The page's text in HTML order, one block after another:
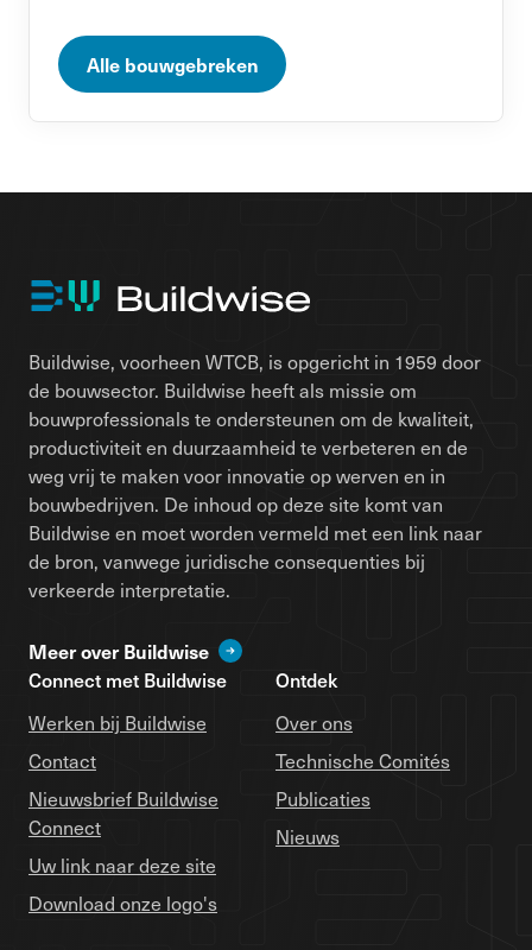
Alle bouwgebreken
Buildwise, voorheen WTCB, is opgericht in 1959 door
de bouwsector. Buildwise heeft als missie om
bouwprofessionals te ondersteunen om de kwaliteit,
productiviteit en duurzaamheid te verbeteren en de
weg vrij te maken voor innovatie op werven en in
bouwbedrijven. De inhoud op deze site komt van
Buildwise en moet worden vermeld met een link naar
de bron, vanwege juridische consequenties bij
verkeerde interpretatie.
Meer over Buildwise
Connect met Buildwise
Werken bij Buildwise
Contact
Nieuwsbrief Buildwise
Connect
Uw link naar deze site
Download onze logo's
Ontdek
Over ons
Technische Comités
Publicaties
Nieuws